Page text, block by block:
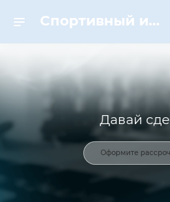
Спортивный инвентарь и оборудование для спорта в Москве | Dynamic-Sport
Давай
Оформите